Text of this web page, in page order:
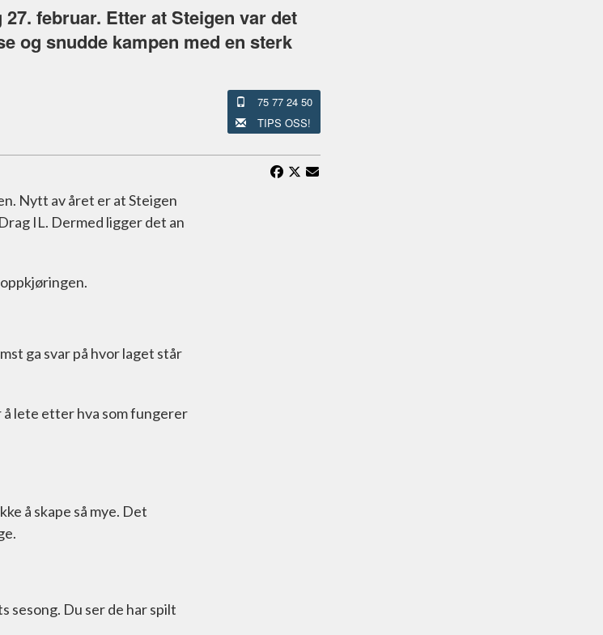
februar. Etter at Steigen var det
og snudde kampen med en sterk
75 77 24 50
TIPS OSS!
Nytt av året er at Steigen
IL. Dermed ligger det an
ga svar på hvor laget står
å lete etter hva som fungerer
å skape så mye. Det
sesong. Du ser de har spilt